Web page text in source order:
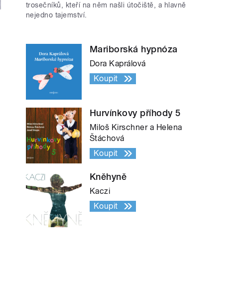
trosečníků, kteří na něm našli útočiště, a hlavně
nejedno tajemství.
Mariborská hypnóza
Dora Kaprálová
Koupit
Hurvínkovy příhody 5
Miloš Kirschner a Helena
Štáchová
Koupit
Kněhyně
Kaczi
Koupit